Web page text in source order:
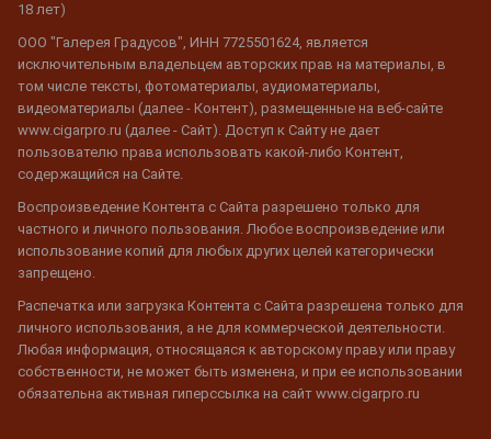
18 лет)
ООО "Галерея Градусов", ИНН 7725501624, является
исключительным владельцем авторских прав на материалы, в
том числе тексты, фотоматериалы, аудиоматериалы,
видеоматериалы (далее - Контент), размещенные на веб-сайте
www.cigarpro.ru (далее - Сайт). Доступ к Сайту не дает
пользователю права использовать какой-либо Контент,
содержащийся на Сайте.
Воспроизведение Контента с Сайта разрешено только для
частного и личного пользования. Любое воспроизведение или
использование копий для любых других целей категорически
запрещено.
Распечатка или загрузка Контента с Сайта разрешена только для
личного использования, а не для коммерческой деятельности.
Любая информация, относящаяся к авторскому праву или праву
собственности, не может быть изменена, и при ее использовании
обязательна активная гиперссылка на сайт www.cigarpro.ru